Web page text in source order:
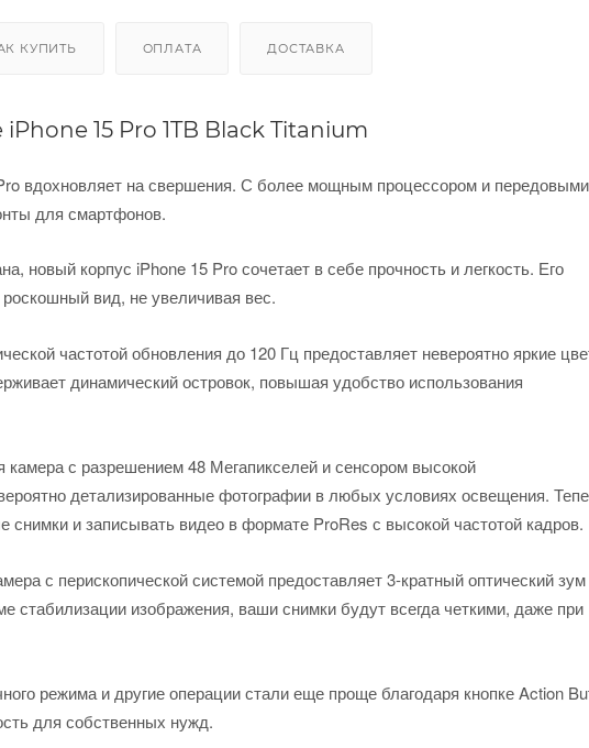
КУПИТЬ ОПЛАТА ДОСТАВКА
15 Pro 1TB Black Titanium
вдохновляет на свершения. С более мощным процессором и передовыми
для смартфонов.
новый корпус iPhone 15 Pro сочетает в себе прочность и легкость. Его
вид, не увеличивая вес.
частотой обновления до 120 Гц предоставляет невероятно яркие
динамический островок, повышая удобство использования
камера с разрешением 48 Мегапикселей и сенсором высокой
детализированные фотографии в любых условиях освещения.
и записывать видео в формате ProRes с высокой частотой кадров.
с перископической системой предоставляет 3-кратный оптический
стабилизации изображения, ваши снимки будут всегда четкими, даже при
режима и другие операции стали еще проще благодаря кнопке Action
для собственных нужд.